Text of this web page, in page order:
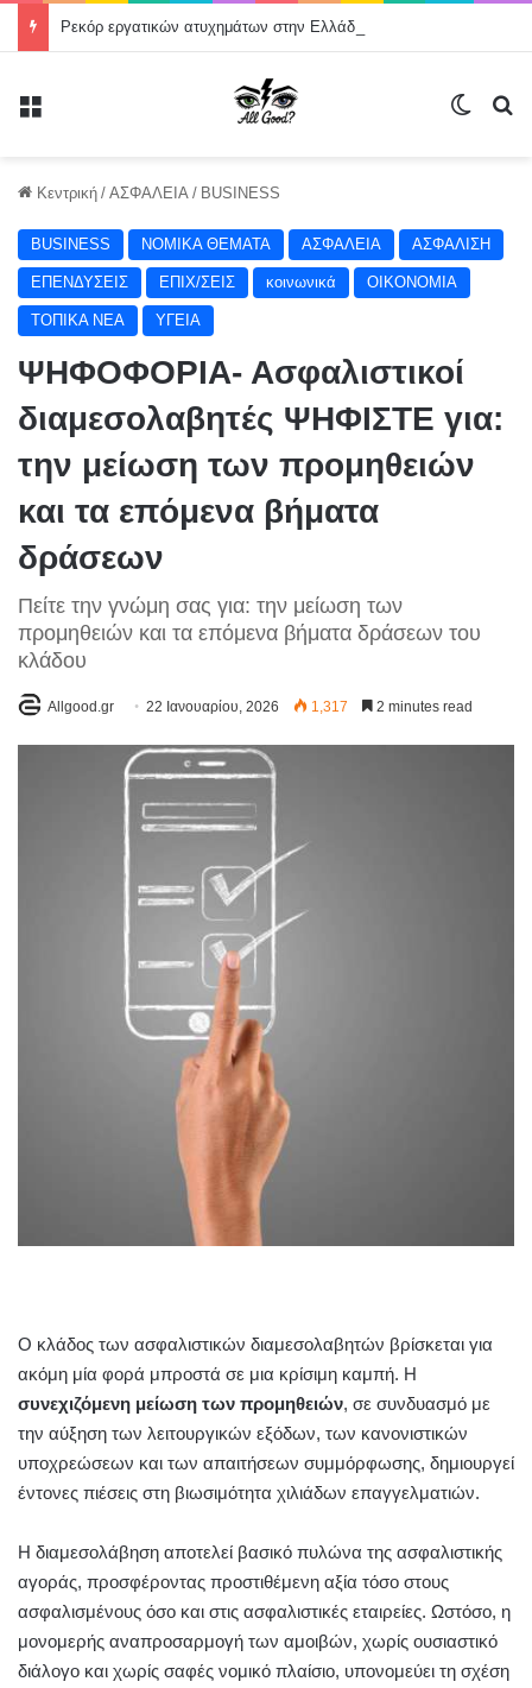
Κεντρική / ΑΣΦΑΛΕΙΑ / BUSINESS
BUSINESS NOMIKA ΘΕΜΑΤΑ ΑΣΦΑΛΕΙΑ ΑΣΦΑΛΙΣΗ
ΕΠΕΝΔΥΣΕΙΣ ΕΠΙΧ/ΣΕΙΣ κοινωνικά ΟΙΚΟΝΟΜΙΑ
ΤΟΠΙΚΑ ΝΕΑ ΥΓΕΙΑ
ΨΗΦΟΦΟΡΙΑ- Ασφαλιστικοί
διαμεσολαβητές ΨΗΦΙΣΤΕ για:
την μείωση των προμηθειών
και τα επόμενα βήματα
δράσεων
Πείτε την γνώμη σας για: την μείωση των
προμηθειών και τα επόμενα βήματα δράσεων του
κλάδου
Allgood.gr 22 Ιανουαρίου, 2026 1,317 2 minutes read
Ο κλάδος των ασφαλιστικών διαμεσολαβητών βρίσκεται για
ακόμη μία φορά μπροστά σε μια κρίσιμη καμπή. Η
συνεχιζόμενη μείωση των προμηθειών, σε συνδυασμό με
την αύξηση των λειτουργικών εξόδων, των κανονιστικών
υποχρεώσεων και των απαιτήσεων συμμόρφωσης, δημιουργεί
έντονες πιέσεις στη βιωσιμότητα χιλιάδων επαγγελματιών.
Η διαμεσολάβηση αποτελεί βασικό πυλώνα της ασφαλιστικής
αγοράς, προσφέροντας προστιθέμενη αξία τόσο στους
ασφαλισμένους όσο και στις ασφαλιστικές εταιρείες. Ωστόσο, η
μονομερής αναπροσαρμογή των αμοιβών, χωρίς ουσιαστικό
διάλογο και χωρίς σαφές νομικό πλαίσιο, υπονομεύει τη σχέση